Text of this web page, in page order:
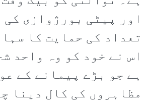
اور پیٹی بورژوازی
تعداد کی حمایت کا
اس نے خود کو وہ واحد
ہے جو بڑے پیمانے کے
مظاہروں کی کال دینا